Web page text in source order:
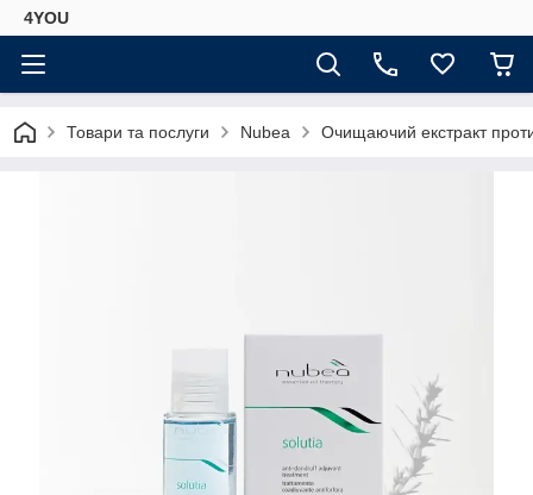
4YOU
Товари та послуги Nubea Очищаючий екстракт